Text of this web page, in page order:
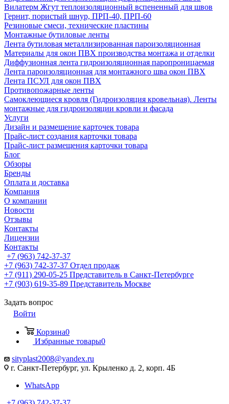
Вилатерм Жгут теплоизоляционный вспененный для швов
Гернит, пористый шнур, ПРП-40, ПРП-60
Резиновые смеси, технические пластины
Монтажные бутиловые ленты
Лента бутиловая металлизированная пароизоляционная
Материалы для окон ПВХ производства монтажа и отделки
Диффузионная лента гидроизоляционная паропроницаемая
Лента пароизоляционная для монтажного шва окон ПВХ
Лента ПСУЛ для окон ПВХ
Противопожарные ленты
Самоклеющиеся кровля (Гидроизоляция кровельная). Ленты
монтажные для гидроизоляции кровли и фасада
Услуги
Дизайн и размещение карточек товара
Прайс-лист создания карточки товара
Прайс-лист размещения карточки товара
Блог
Обзоры
Бренды
Оплата и доставка
Компания
О компании
Новости
Отзывы
Контакты
Лицензии
Контакты
+7 (963) 742-37-37
+7 (963) 742-37-37 Отдел продаж
+7 (911) 290-05-25 Представитель в Санкт-Петербурге
+7 (903) 619-35-89 Представитель Москве
Задать вопрос
Войти
Корзина0
Избранные товары0
sityplast2008@yandex.ru
г. Санкт-Петербург, ул. Крыленко д. 2, корп. 4Б
WhatsApp